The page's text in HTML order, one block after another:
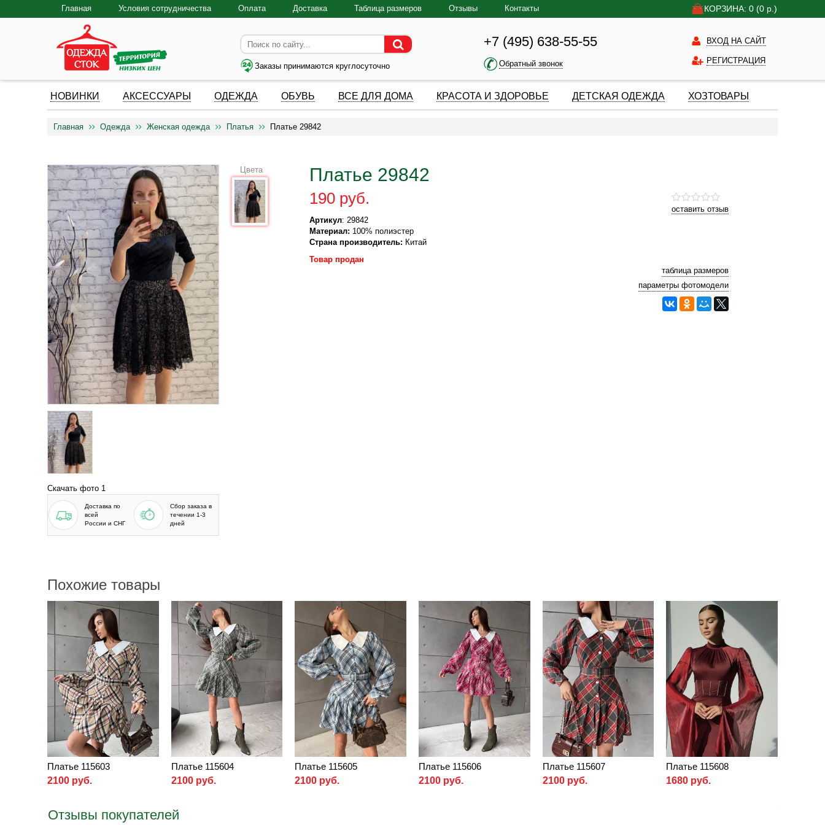
КОРЗИНА: 0 (0 р.)
Главная Условия сотрудничества Оплата Доставка Таблица размеров Отзывы Контакты
Заказы принимаются круглосуточно
+7 (495) 638-55-55
Обратный звонок
ВХОД НА САЙТ
РЕГИСТРАЦИЯ
НОВИНКИ АКСЕССУАРЫ ОДЕЖДА ОБУВЬ ВСЕ ДЛЯ ДОМА КРАСОТА И ЗДОРОВЬЕ ДЕТСКАЯ ОДЕЖДА ХОЗТОВАРЫ
Главная Одежда Женская одежда Платья Платье 29842
Скачать фото 1
Доставка по
всей
России и СНГ
Сбор заказа в
течении 1-3
дней
Платье 29842
оставить отзыв
190 руб.
Артикул: 29842
Материал: 100% полиэстер
Страна производитель: Китай
Цвета
Товар продан
таблица размеров
параметры фотомодели
Похожие товары
Платье 115603
2100 руб.
Платье 115604
2100 руб.
Платье 115605
2100 руб.
Платье 115606
2100 руб.
Платье 115607
2100 руб.
Платье 115608
1680 руб.
Отзывы покупателей